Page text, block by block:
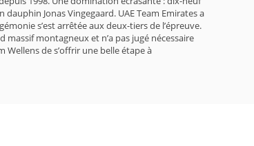
Jonas Vingegaard. UAE Team Emirates a
s’est arrêtée aux deux-tiers de l’épreuve.
massif montagneux et n’a pas jugé nécessaire
Wellens de s’offrir une belle étape à